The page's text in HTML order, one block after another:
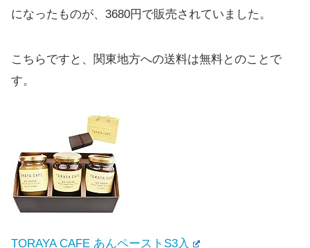
になったものが、3680円で販売されていました。
こちらですと、関東地方への送料は無料とのことで
す。
TORAYA CAFE あんペーストS3入